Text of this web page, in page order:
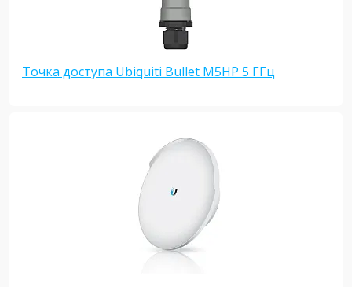
Точка доступа Ubiquiti Bullet M5HP 5 ГГц